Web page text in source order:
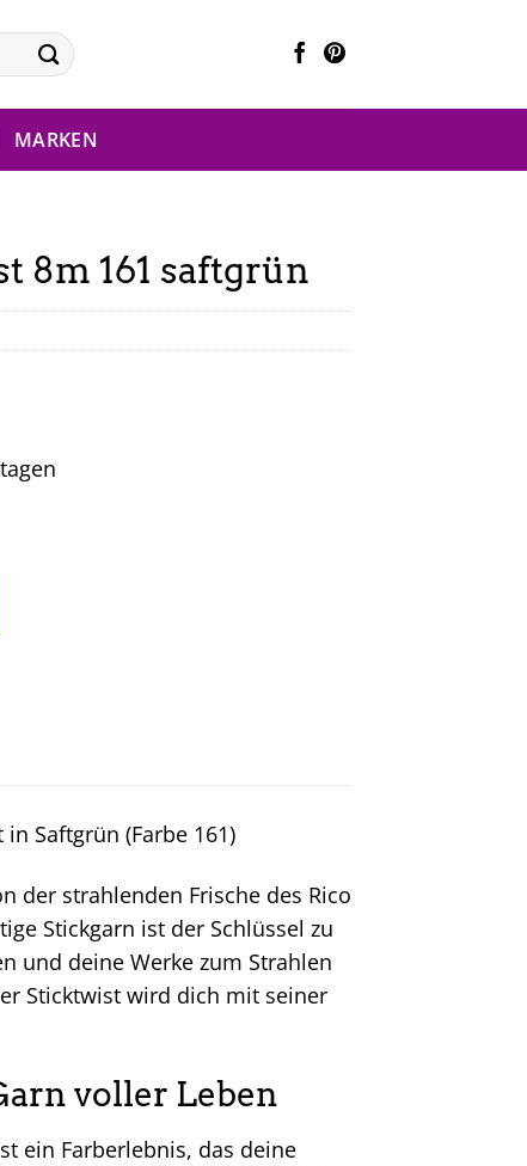
MARKEN
8m 161 saftgrün
Saftgrün (Farbe 161)
der strahlenden Frische des Rico
Stickgarn ist der Schlüssel zu
und deine Werke zum Strahlen
Sticktwist wird dich mit seiner
voller Leben
ein Farberlebnis, das deine